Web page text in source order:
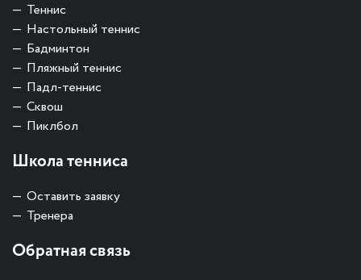
Теннис
Настольный теннис
Бадминтон
Пляжный теннис
Падл-теннис
Сквош
Пиклбол
Школа тенниса
Оставить заявку
Тренера
Обратная связь